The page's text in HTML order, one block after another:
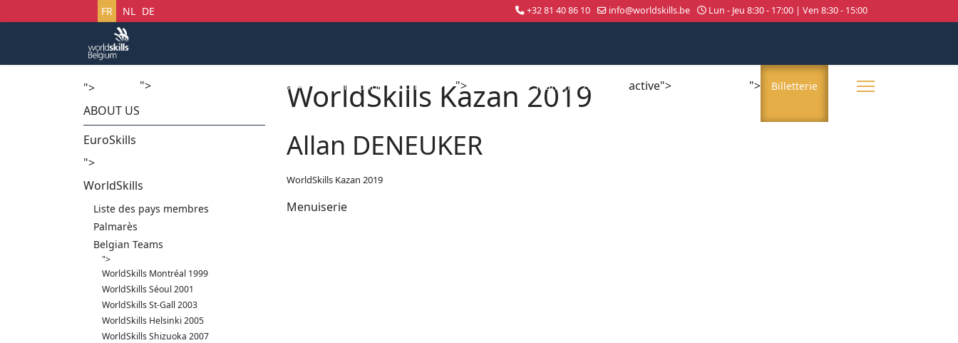
Sélectionnez votre langue
FR NL DE +32 81 40 86 10 info@worldskills.be Lun - Jeu 8:30 - 17:00 | Ven 8:30 - 15:00
"> Startech's Days Compétition nationale "> WorldSkills Shanghai 2026 active"> "> Billetterie
">
ABOUT US
EuroSkills
">
WorldSkills
Liste des pays membres
Palmarès
Belgian Teams
">
WorldSkills Montréal 1999
WorldSkills Séoul 2001
WorldSkills St-Gall 2003
WorldSkills Helsinki 2005
WorldSkills Shizuoka 2007
WorldSkills Kazan 2019
Allan DENEUKER
WorldSkills Kazan 2019
Menuiserie